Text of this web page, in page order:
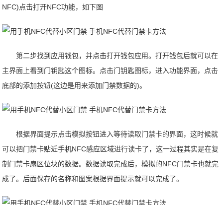
NFC)点击打开NFC功能，如下图
第二步找到应用钱包，并点击打开钱包应用。打开钱包后就可以在
主界面上看到门钥匙这个图标。点击门钥匙图标，进入功能界面，点击
底部的添加按钮(这边是用来添加门禁数据的)。
根据界面提示点击模拟按钮进入等待读取门禁卡的界面，这时候就
可以把门禁卡贴近手机NFC感应区域进行读卡了，这一过程其实是在复
制门禁卡扇区位块的数据。数据读取完成后，模拟的NFC门禁卡也就完
成了。后面保存的名称和图案根据界面提示就可以完成了。